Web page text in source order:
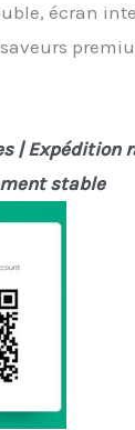
écran
| Expédition
stable